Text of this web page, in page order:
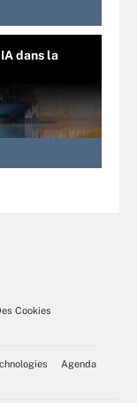
dans la
Cookies
Agenda